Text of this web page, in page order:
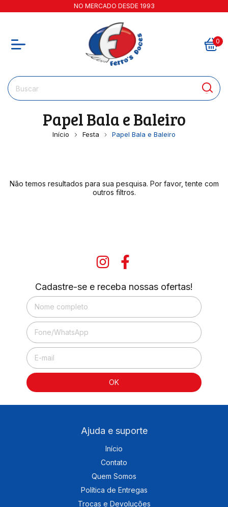
NO MERCADO DESDE 1993
0
Papel Bala e Baleiro
Início Festa Papel Bala e Baleiro
Não temos resultados para sua pesquisa. Por favor, tente com
outros filtros.
Cadastre-se e receba nossas ofertas!
Ajuda e suporte
Início
Contato
Quem Somos
Política de Entregas
Trocas e Devoluções